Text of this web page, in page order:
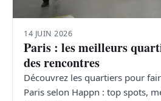
14 JUIN 2026
Paris : les meilleurs
des rencontres
Découvrez les quartiers pour
Paris selon Happn : top spots,